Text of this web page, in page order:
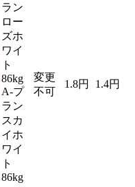
ラン
ロー
ズホ
ワイ
ト
86kg
A-プ
ラン
スカ
イホ
ワイ
ト
86kg
変更
不可
1.8円 1.4円